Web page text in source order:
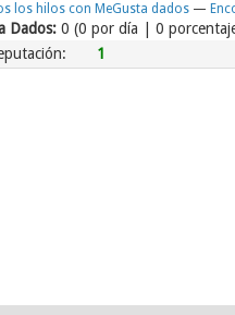
los hilos con MeGusta dados —
Dados: 0 (0 por día | 0
1